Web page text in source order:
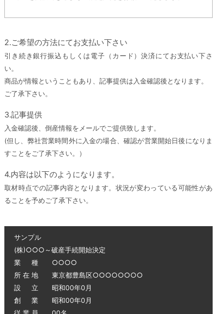
2.ご希望の方法にてお支払い下さい
引き続き銀行振込もしくは電子（カード）決済にてお支払い下さ
い。
商品が情報ということもあり、記事提供は入金確認後となります。
ご了承下さい。
3.記事提供
入金確認後、倒産情報をメールでご提供致します。
(但し、弊社営業時間外に入金の場合、確認が営業開始日後になりま
すことをご了承下さい。）
4.内容は以下のようになります。
取材時点での記事内容となります。状況が変わっている可能性があ
ることを予めご了承下さい。
サンプル
(株)○○○～破産手続開始決定
業 種 ○○○○
所 在 地 東京都豊島区○○○○○○○○
設 立 昭和00年0月
創 業 昭和00年0月